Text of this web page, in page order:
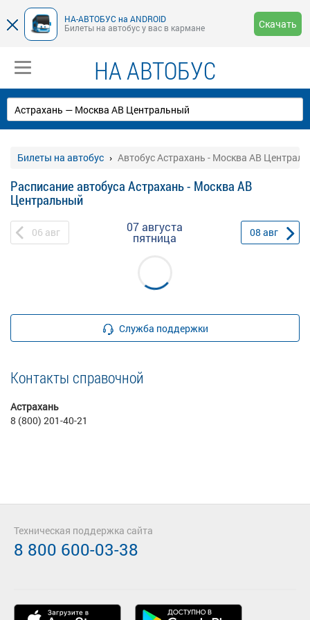
НА-АВТОБУС на ANDROID
Билеты на автобус у вас в кармане
Скачать
НА АВТОБУС
Билеты на автобус Автобус Астрахань - Москва АВ
Расписание автобуса Астрахань - Москва АВ
Центральный
06 авг 07 августа
пятница 08 авг
Служба поддержки
Контакты справочной
Астрахань
8 (800) 201-40-21
Техническая поддержка сайта
8 800 600-03-38